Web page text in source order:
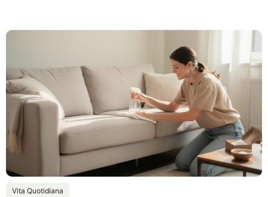
Vita Quotidiana